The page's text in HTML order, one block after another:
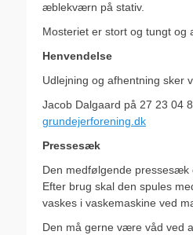
æblekværn på stativ.
Mosteriet er stort og tungt og
Henvendelse
Udlejning og afhentning sker
Jacob Dalgaard på 27 23 04
grundejerforening.dk
Pressesæk
Den medfølgende pressesæk
Efter brug skal den spules
vaskes i vaskemaskine ved
Den må gerne være våd ved